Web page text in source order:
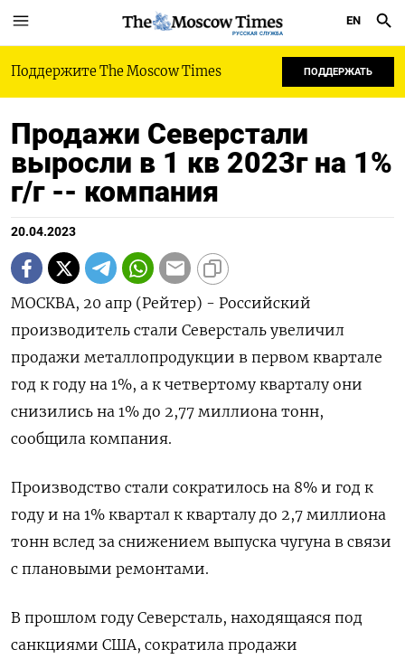
РУССКАЯ СЛУЖБА
EN
Поддержите The Moscow Times ПОДДЕРЖАТЬ
Продажи Северстали
выросли в 1 кв 2023г на 1%
г/г -- компания
20.04.2023
МОСКВА, 20 апр (Рейтер) - Российский
производитель стали Северсталь увеличил
продажи металлопродукции в первом квартале
год к году на 1%, а к четвертому кварталу они
снизились на 1% до 2,77 миллиона тонн,
сообщила компания.
Производство стали сократилось на 8% и год к
году и на 1% квартал к кварталу до 2,7 миллиона
тонн вслед за снижением выпуска чугуна в связи
с плановыми ремонтами.
В прошлом году Северсталь, находящаяся под
санкциями США, сократила продажи